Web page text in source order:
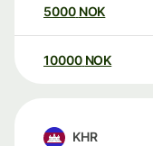
5000 NOK
10000 NOK
KHR